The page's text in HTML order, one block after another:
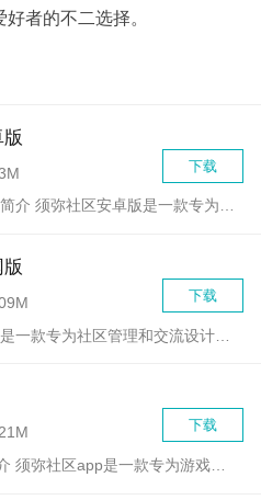
者的不二选择。
下载
须弥社区安卓版简介 须弥社区安卓版是一款专为游戏爱好者...
下载
下载